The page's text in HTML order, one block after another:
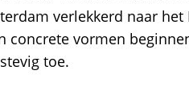
verlekkerd naar het
concrete vormen
toe.